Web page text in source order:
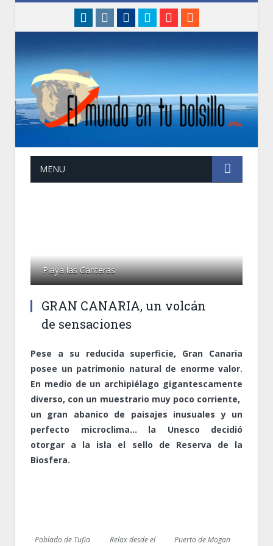
linkedininstagram
Facebook
TwitterGoogle+
MENU
Playa las Canteras
GRAN CANARIA, un volcán
de sensaciones
Pese a su reducida superficie, Gran Canaria
posee un patrimonio natural de enorme valor.
En medio de un archipiélago gigantescamente
diverso, con un muestrario muy poco corriente,
un gran abanico de paisajes inusuales y un
perfecto microclima… la Unesco decidió
otorgar a la isla el sello de Reserva de la
Biosfera.
Poblado de Tufia
Relax desde el
Puerto de Mogan